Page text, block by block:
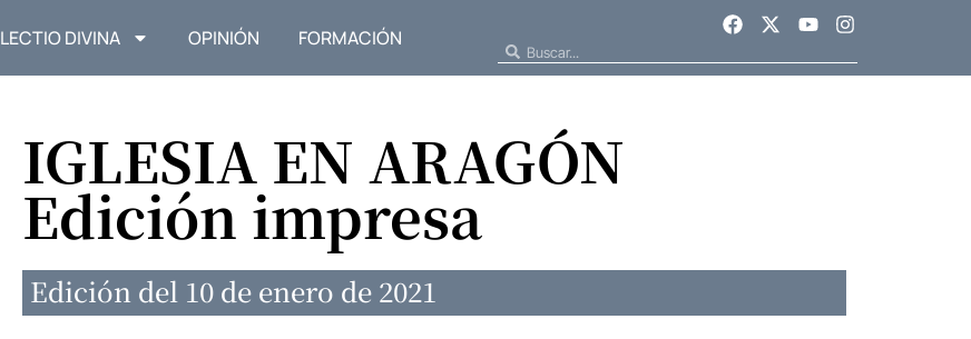
LECTIO DIVINA OPINIÓN FORMACIÓN
IGLESIA EN ARAGÓN
Edición impresa
Edición del 10 de enero de 2021